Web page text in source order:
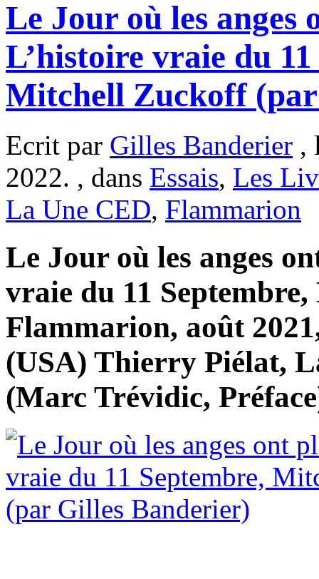
Le Jour où les anges
L’histoire vraie du
Mitchell Zuckoff
Ecrit par Gilles Banderier ,
2022. , dans Essais, Les
La Une CED, Flammarion
Le Jour où les anges
vraie du 11
Flammarion, août
(USA) Thierry Piélat,
(Marc Trévidic,